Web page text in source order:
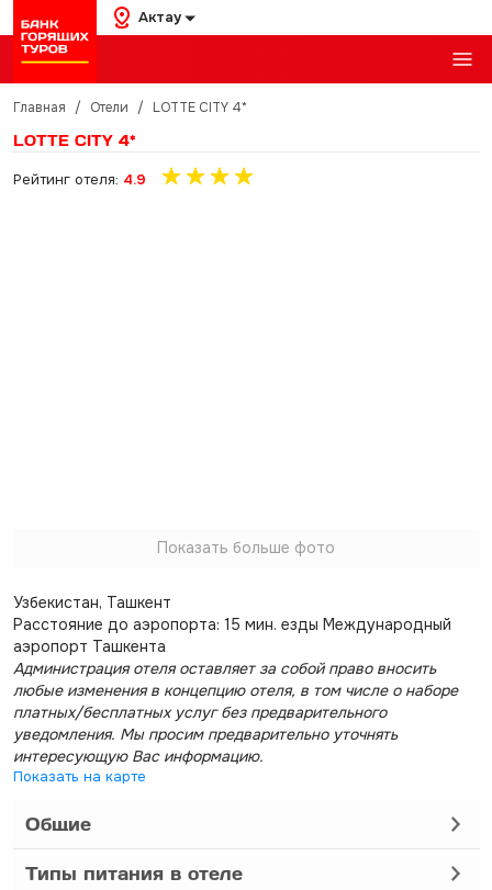
Актау
Главная / Отели / LOTTE CITY 4*
LOTTE CITY 4*
Рейтинг отеля: 4.9
Показать больше фото
Узбекистан, Ташкент
Расстояние до аэропорта: 15 мин. езды Международный
аэропорт Ташкента
Администрация отеля оставляет за собой право вносить
любые изменения в концепцию отеля, в том числе о наборе
платных/бесплатных услуг без предварительного
уведомления. Мы просим предварительно уточнять
интересующую Вас информацию.
Показать на карте
Общие
Типы питания в отеле